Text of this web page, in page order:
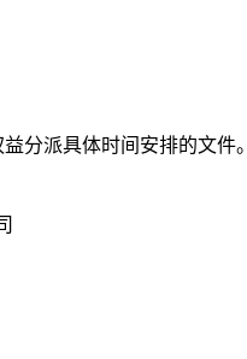
分派具体时间安排的文件。